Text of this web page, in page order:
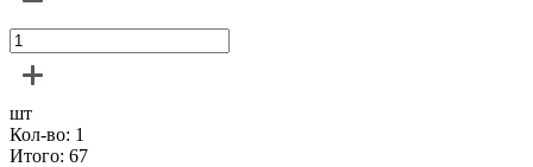
шт
Кол-во: 1
Итого: 67